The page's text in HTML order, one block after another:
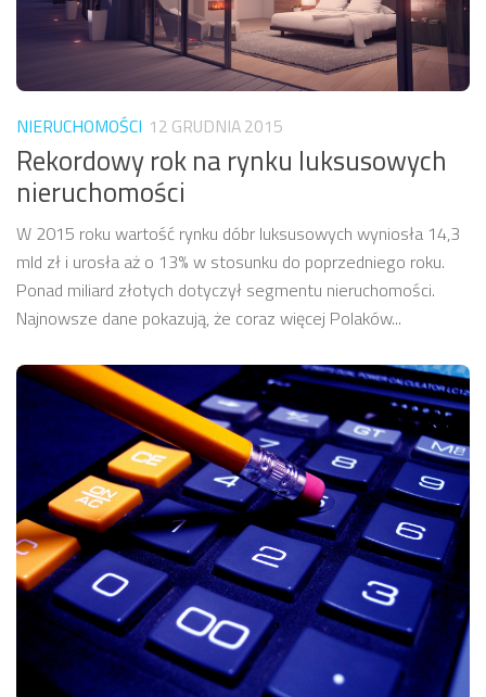
NIERUCHOMOŚCI 12 GRUDNIA 2015
Rekordowy rok na rynku luksusowych
nieruchomości
W 2015 roku wartość rynku dóbr luksusowych wyniosła 14,3
mld zł i urosła aż o 13% w stosunku do poprzedniego roku.
Ponad miliard złotych dotyczył segmentu nieruchomości.
Najnowsze dane pokazują, że coraz więcej Polaków...